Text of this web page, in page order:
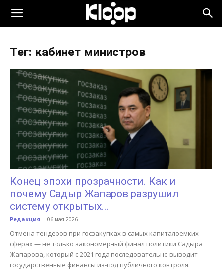
KLOOP.KG
Новости
Кыргызстана
Тег: кабинет министров
Конец эпохи прозрачности. Как и
почему Садыр Жапаров разрушил
систему открытых...
Редакция - 06 мая 2026
Отмена тендеров при госзакупках в самых капиталоемких
сферах — не только закономерный финал политики Садыра
Жапарова, который с 2021 года последовательно выводит
государственные финансы из-под публичного контроля.